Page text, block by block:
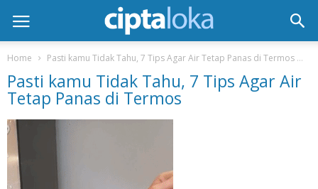
Home Pasti kamu Tidak Tahu, 7 Tips Agar Air Tetap Panas di Termos
Pasti kamu Tidak Tahu, 7 Tips Agar Air
Tetap Panas di Termos